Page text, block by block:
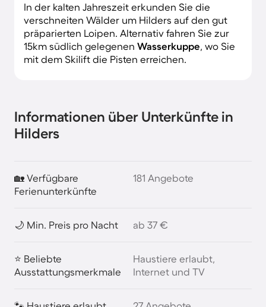
In der kalten Jahreszeit erkunden Sie die
verschneiten Wälder um Hilders auf den gut
präparierten Loipen. Alternativ fahren Sie zur
15km südlich gelegenen Wasserkuppe, wo Sie
mit dem Skilift die Pisten erreichen.
Informationen über Unterkünfte in
Hilders
🏡 Verfügbare
Ferienunterkünfte
181 Angebote
🌙 Min. Preis pro Nacht ab 37 €
⭐ Beliebte
Ausstattungsmerkmale
Haustiere erlaubt,
Internet und TV